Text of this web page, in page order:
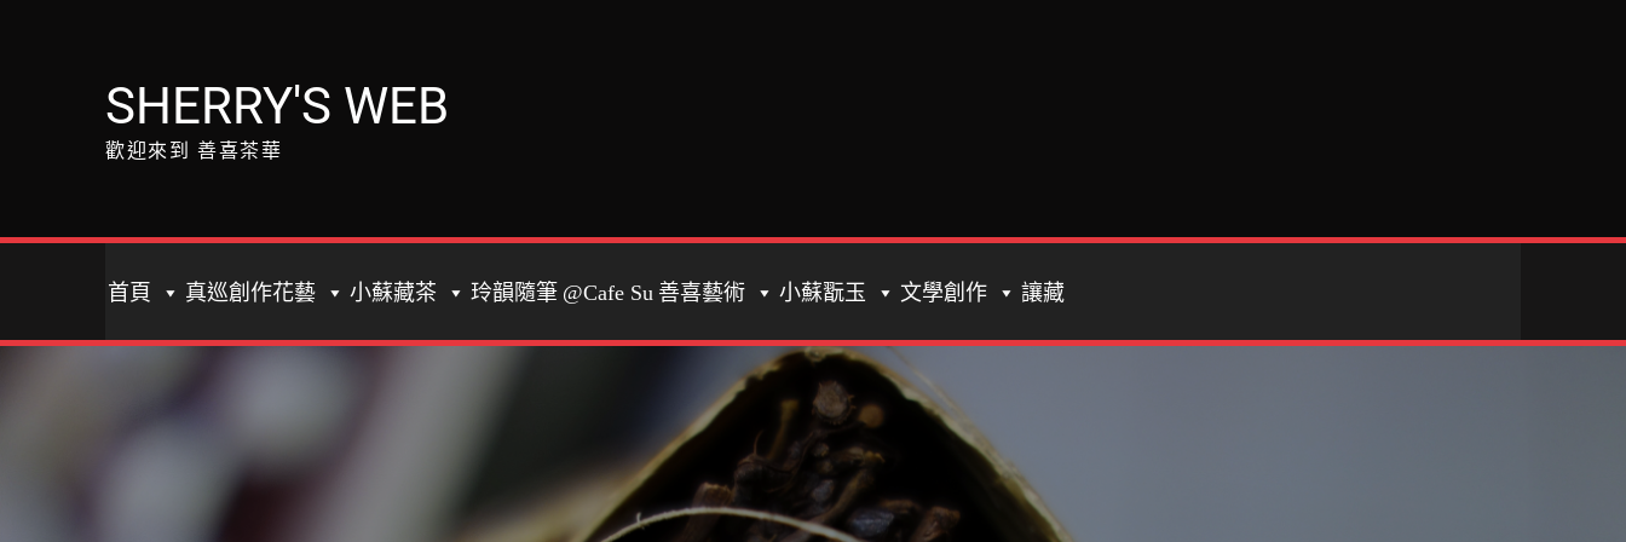
SHERRY'S WEB
歡迎來到 善喜茶華
首頁 真巡創作花藝 小蘇藏茶 玲韻隨筆 @Cafe Su 善喜藝術 小蘇翫玉 文學創作 讓藏